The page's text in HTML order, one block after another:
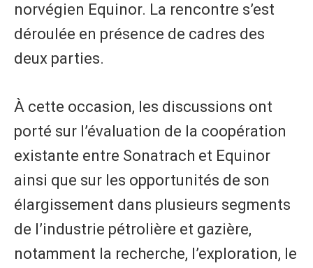
norvégien Equinor. La rencontre s’est
déroulée en présence de cadres des
deux parties.
À cette occasion, les discussions ont
porté sur l’évaluation de la coopération
existante entre Sonatrach et Equinor
ainsi que sur les opportunités de son
élargissement dans plusieurs segments
de l’industrie pétrolière et gazière,
notamment la recherche, l’exploration, le